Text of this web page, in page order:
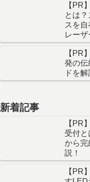
【PR
とは
スを
レーザ
【PR
発の伝
ドを解
新着記事
【PR
受付
から完
説！
【PR